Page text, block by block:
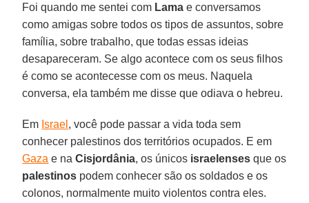
Foi quando me sentei com Lama e conversamos
como amigas sobre todos os tipos de assuntos, sobre
família, sobre trabalho, que todas essas ideias
desapareceram. Se algo acontece com os seus filhos
é como se acontecesse com os meus. Naquela
conversa, ela também me disse que odiava o hebreu.
Em Israel , você pode passar a vida toda sem
conhecer palestinos dos territórios ocupados. E em
Gaza e naCisjordânia, os únicos israelenses que os
palestinos podem conhecer são os soldados e os
colonos, normalmente muito violentos contra eles.